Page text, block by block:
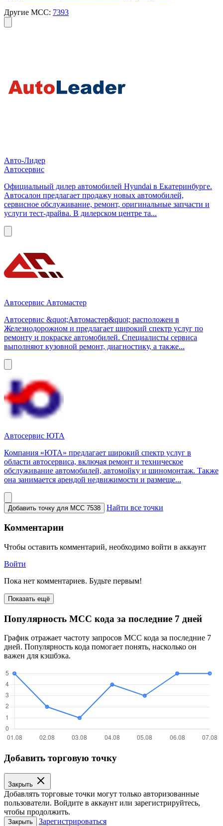
Другие MCC: 7393
Авто-Лидер
Автосервис
Официальный дилер автомобилей Hyundai в Екатеринбурге.
Автосалон предлагает продажу новых автомобилей,
сервисное обслуживание, ремонт, оригинальные запчасти и
услуги тест-драйва. В дилерском центре та...
Автосервис Автомастер
Автосервис &quot;Автомастер&quot; расположен в
Железнодорожном и предлагает широкий спектр услуг по
ремонту и покраске автомобилей. Специалисты сервиса
выполняют кузовной ремонт, диагностику, а также...
Автосервис ЮТА
Компания «ЮТА» предлагает широкий спектр услуг в
области автосервиса, включая ремонт и техническое
обслуживание автомобилей, автомойку и шиномонтаж. Также
она занимается арендой недвижимости и размеще...
Добавить точку для MCC 7538 Найти все точки
Комментарии
Чтобы оставить комментарий, необходимо войти в аккаунт
Войти
Пока нет комментариев. Будьте первым!
Показать ещё
Популярность MCC кода за последние 7 дней
График отражает частоту запросов MCC кода за последние 7
дней. Популярность кода помогает понять, насколько он
важен для кэшбэка.
Добавить торговую точку
Закрыть
Добавлять торговые точки могут только авторизованные
пользователи. Войдите в аккаунт или зарегистрируйтесь,
чтобы продолжить.
Закрыть Зарегистрироваться